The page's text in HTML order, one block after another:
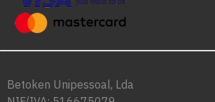
Betoken Unipessoal, Lda